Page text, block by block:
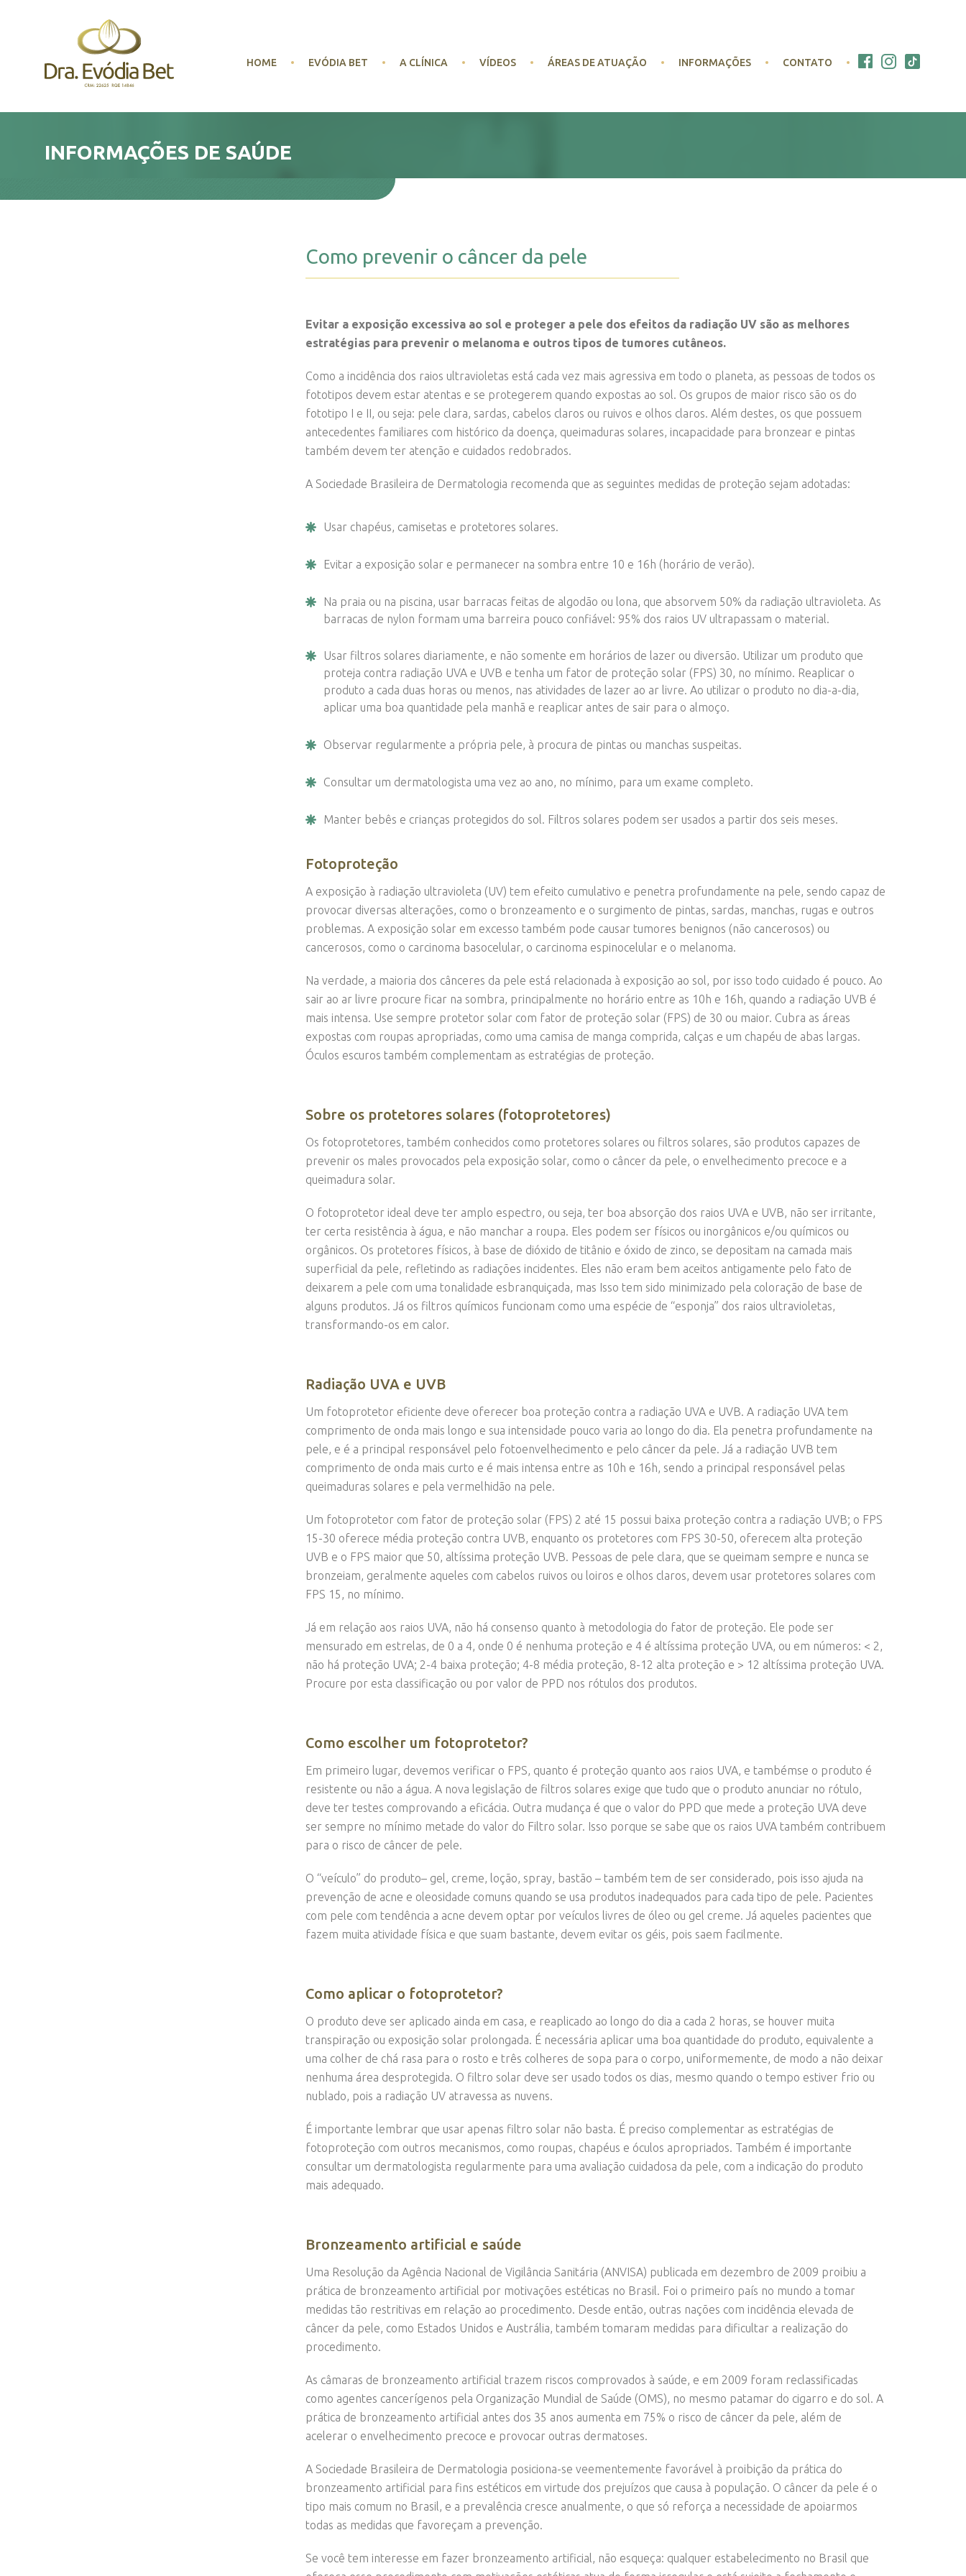
HOME EVÓDIA BET A CLÍNICA VÍDEOS ÁREAS DE ATUAÇÃO INFORMAÇÕES CONTATO
INFORMAÇÕES DE SAÚDE
Como prevenir o câncer da pele
Evitar a exposição excessiva ao sol e proteger a pele dos efeitos da radiação UV são as melhores
estratégias para prevenir o melanoma e outros tipos de tumores cutâneos.
Como a incidência dos raios ultravioletas está cada vez mais agressiva em todo o planeta, as pessoas de todos os
fototipos devem estar atentas e se protegerem quando expostas ao sol. Os grupos de maior risco são os do
fototipo I e II, ou seja: pele clara, sardas, cabelos claros ou ruivos e olhos claros. Além destes, os que possuem
antecedentes familiares com histórico da doença, queimaduras solares, incapacidade para bronzear e pintas
também devem ter atenção e cuidados redobrados.
A Sociedade Brasileira de Dermatologia recomenda que as seguintes medidas de proteção sejam adotadas:
Usar chapéus, camisetas e protetores solares.
Evitar a exposição solar e permanecer na sombra entre 10 e 16h (horário de verão).
Na praia ou na piscina, usar barracas feitas de algodão ou lona, que absorvem 50% da radiação ultravioleta. As
barracas de nylon formam uma barreira pouco confiável: 95% dos raios UV ultrapassam o material.
Usar filtros solares diariamente, e não somente em horários de lazer ou diversão. Utilizar um produto que
proteja contra radiação UVA e UVB e tenha um fator de proteção solar (FPS) 30, no mínimo. Reaplicar o
produto a cada duas horas ou menos, nas atividades de lazer ao ar livre. Ao utilizar o produto no dia-a-dia,
aplicar uma boa quantidade pela manhã e reaplicar antes de sair para o almoço.
Observar regularmente a própria pele, à procura de pintas ou manchas suspeitas.
Consultar um dermatologista uma vez ao ano, no mínimo, para um exame completo.
Manter bebês e crianças protegidos do sol. Filtros solares podem ser usados a partir dos seis meses.
Fotoproteção
A exposição à radiação ultravioleta (UV) tem efeito cumulativo e penetra profundamente na pele, sendo capaz de
provocar diversas alterações, como o bronzeamento e o surgimento de pintas, sardas, manchas, rugas e outros
problemas. A exposição solar em excesso também pode causar tumores benignos (não cancerosos) ou
cancerosos, como o carcinoma basocelular, o carcinoma espinocelular e o melanoma.
Na verdade, a maioria dos cânceres da pele está relacionada à exposição ao sol, por isso todo cuidado é pouco. Ao
sair ao ar livre procure ficar na sombra, principalmente no horário entre as 10h e 16h, quando a radiação UVB é
mais intensa. Use sempre protetor solar com fator de proteção solar (FPS) de 30 ou maior. Cubra as áreas
expostas com roupas apropriadas, como uma camisa de manga comprida, calças e um chapéu de abas largas.
Óculos escuros também complementam as estratégias de proteção.
Sobre os protetores solares (fotoprotetores)
Os fotoprotetores, também conhecidos como protetores solares ou filtros solares, são produtos capazes de
prevenir os males provocados pela exposição solar, como o câncer da pele, o envelhecimento precoce e a
queimadura solar.
O fotoprotetor ideal deve ter amplo espectro, ou seja, ter boa absorção dos raios UVA e UVB, não ser irritante,
ter certa resistência à água, e não manchar a roupa. Eles podem ser físicos ou inorgânicos e/ou químicos ou
orgânicos. Os protetores físicos, à base de dióxido de titânio e óxido de zinco, se depositam na camada mais
superficial da pele, refletindo as radiações incidentes. Eles não eram bem aceitos antigamente pelo fato de
deixarem a pele com uma tonalidade esbranquiçada, mas Isso tem sido minimizado pela coloração de base de
alguns produtos. Já os filtros químicos funcionam como uma espécie de “esponja” dos raios ultravioletas,
transformando-os em calor.
Radiação UVA e UVB
Um fotoprotetor eficiente deve oferecer boa proteção contra a radiação UVA e UVB. A radiação UVA tem
comprimento de onda mais longo e sua intensidade pouco varia ao longo do dia. Ela penetra profundamente na
pele, e é a principal responsável pelo fotoenvelhecimento e pelo câncer da pele. Já a radiação UVB tem
comprimento de onda mais curto e é mais intensa entre as 10h e 16h, sendo a principal responsável pelas
queimaduras solares e pela vermelhidão na pele.
Um fotoprotetor com fator de proteção solar (FPS) 2 até 15 possui baixa proteção contra a radiação UVB; o FPS
15-30 oferece média proteção contra UVB, enquanto os protetores com FPS 30-50, oferecem alta proteção
UVB e o FPS maior que 50, altíssima proteção UVB. Pessoas de pele clara, que se queimam sempre e nunca se
bronzeiam, geralmente aqueles com cabelos ruivos ou loiros e olhos claros, devem usar protetores solares com
FPS 15, no mínimo.
Já em relação aos raios UVA, não há consenso quanto à metodologia do fator de proteção. Ele pode ser
mensurado em estrelas, de 0 a 4, onde 0 é nenhuma proteção e 4 é altíssima proteção UVA, ou em números: < 2,
não há proteção UVA; 2-4 baixa proteção; 4-8 média proteção, 8-12 alta proteção e > 12 altíssima proteção UVA.
Procure por esta classificação ou por valor de PPD nos rótulos dos produtos.
Como escolher um fotoprotetor?
Em primeiro lugar, devemos verificar o FPS, quanto é proteção quanto aos raios UVA, e tambémse o produto é
resistente ou não a água. A nova legislação de filtros solares exige que tudo que o produto anunciar no rótulo,
deve ter testes comprovando a eficácia. Outra mudança é que o valor do PPD que mede a proteção UVA deve
ser sempre no mínimo metade do valor do Filtro solar. Isso porque se sabe que os raios UVA também contribuem
para o risco de câncer de pele.
O “veículo” do produto– gel, creme, loção, spray, bastão – também tem de ser considerado, pois isso ajuda na
prevenção de acne e oleosidade comuns quando se usa produtos inadequados para cada tipo de pele. Pacientes
com pele com tendência a acne devem optar por veículos livres de óleo ou gel creme. Já aqueles pacientes que
fazem muita atividade física e que suam bastante, devem evitar os géis, pois saem facilmente.
Como aplicar o fotoprotetor?
O produto deve ser aplicado ainda em casa, e reaplicado ao longo do dia a cada 2 horas, se houver muita
transpiração ou exposição solar prolongada. É necessária aplicar uma boa quantidade do produto, equivalente a
uma colher de chá rasa para o rosto e três colheres de sopa para o corpo, uniformemente, de modo a não deixar
nenhuma área desprotegida. O filtro solar deve ser usado todos os dias, mesmo quando o tempo estiver frio ou
nublado, pois a radiação UV atravessa as nuvens.
É importante lembrar que usar apenas filtro solar não basta. É preciso complementar as estratégias de
fotoproteção com outros mecanismos, como roupas, chapéus e óculos apropriados. Também é importante
consultar um dermatologista regularmente para uma avaliação cuidadosa da pele, com a indicação do produto
mais adequado.
Bronzeamento artificial e saúde
Uma Resolução da Agência Nacional de Vigilância Sanitária (ANVISA) publicada em dezembro de 2009 proibiu a
prática de bronzeamento artificial por motivações estéticas no Brasil. Foi o primeiro país no mundo a tomar
medidas tão restritivas em relação ao procedimento. Desde então, outras nações com incidência elevada de
câncer da pele, como Estados Unidos e Austrália, também tomaram medidas para dificultar a realização do
procedimento.
As câmaras de bronzeamento artificial trazem riscos comprovados à saúde, e em 2009 foram reclassificadas
como agentes cancerígenos pela Organização Mundial de Saúde (OMS), no mesmo patamar do cigarro e do sol. A
prática de bronzeamento artificial antes dos 35 anos aumenta em 75% o risco de câncer da pele, além de
acelerar o envelhecimento precoce e provocar outras dermatoses.
A Sociedade Brasileira de Dermatologia posiciona-se veementemente favorável à proibição da prática do
bronzeamento artificial para fins estéticos em virtude dos prejuízos que causa à população. O câncer da pele é o
tipo mais comum no Brasil, e a prevalência cresce anualmente, o que só reforça a necessidade de apoiarmos
todas as medidas que favoreçam a prevenção.
Se você tem interesse em fazer bronzeamento artificial, não esqueça: qualquer estabelecimento no Brasil que